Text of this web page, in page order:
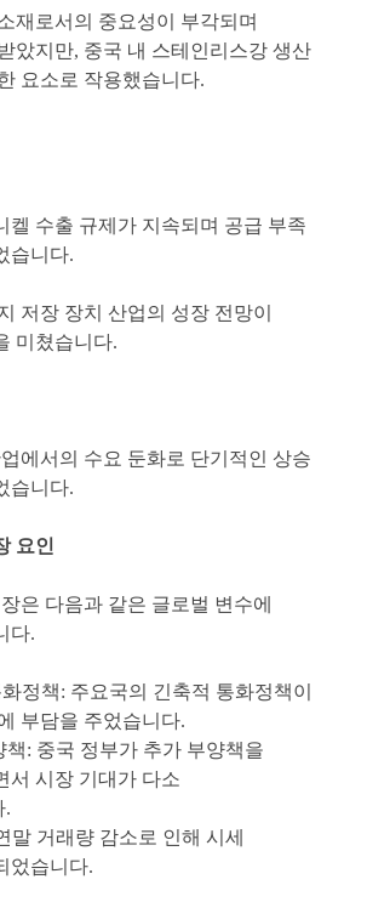
재로서의 중요성이 부각되며
았지만, 중국 내 스테인리스강 생산
요소로 작용했습니다.
켈 수출 규제가 지속되며 공급 부족
습니다.
저장 장치 산업의 성장 전망이
미쳤습니다.
에서의 수요 둔화로 단기적인 상승
습니다.
요인
은 다음과 같은 글로벌 변수에
다.
정책: 주요국의 긴축적 통화정책이
부담을 주었습니다.
책: 중국 정부가 추가 부양책을
서 시장 기대가 다소
.
말 거래량 감소로 인해 시세
었습니다.